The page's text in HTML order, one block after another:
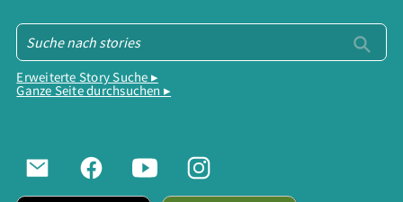
Erweiterte Story Suche ▸
Ganze Seite durchsuchen ▸